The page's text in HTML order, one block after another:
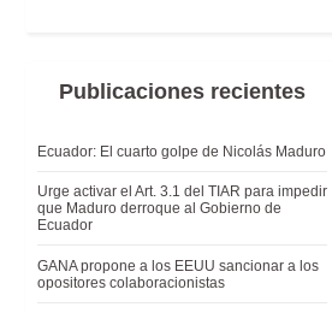
Publicaciones recientes
Ecuador: El cuarto golpe de Nicolás Maduro
Urge activar el Art. 3.1 del TIAR para impedir
que Maduro derroque al Gobierno de
Ecuador
GANA propone a los EEUU sancionar a los
opositores colaboracionistas